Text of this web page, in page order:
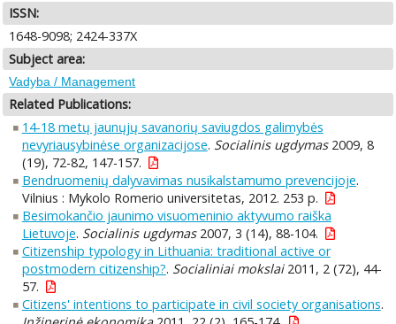
ISSN:
1648-9098; 2424-337X
Subject area:
Vadyba / Management
Related Publications:
14-18 metų jaunųjų savanorių saviugdos galimybės
nevyriausybinėse organizacijose. Socialinis ugdymas2009, 8
(19), 72-82, 147-157.
Bendruomenių dalyvavimas nusikalstamumo prevencijoje.
Vilnius : Mykolo Romerio universitetas, 2012. 253 p.
Besimokančio jaunimo visuomeninio aktyvumo raiška
Lietuvoje. Socialinis ugdymas2007, 3 (14), 88-104.
Citizenship typology in Lithuania: traditional active or
postmodern citizenship?. Socialiniai mokslai2011, 2 (72), 44-
57.
Citizens' intentions to participate in civil society organisations.